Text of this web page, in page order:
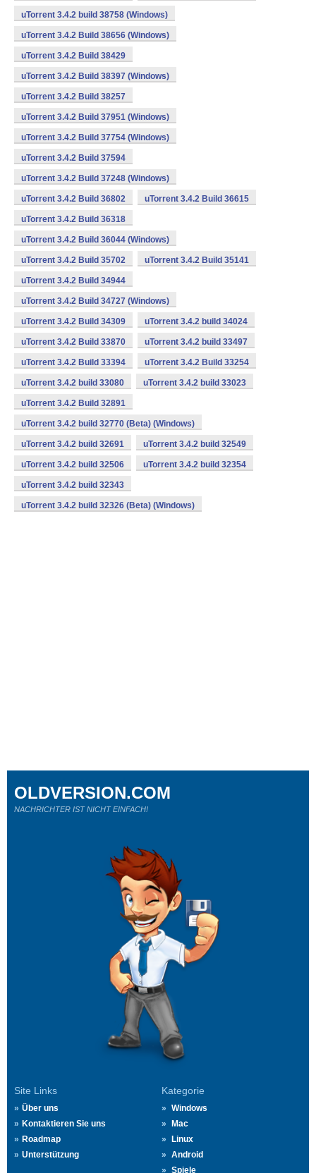
uTorrent 3.4.2 build 38758 (Windows)
uTorrent 3.4.2 Build 38656 (Windows)
uTorrent 3.4.2 Build 38429
uTorrent 3.4.2 Build 38397 (Windows)
uTorrent 3.4.2 Build 38257
uTorrent 3.4.2 Build 37951 (Windows)
uTorrent 3.4.2 Build 37754 (Windows)
uTorrent 3.4.2 Build 37594
uTorrent 3.4.2 Build 37248 (Windows)
uTorrent 3.4.2 Build 36802 uTorrent 3.4.2 Build 36615
uTorrent 3.4.2 Build 36318
uTorrent 3.4.2 Build 36044 (Windows)
uTorrent 3.4.2 Build 35702 uTorrent 3.4.2 Build 35141
uTorrent 3.4.2 Build 34944
uTorrent 3.4.2 Build 34727 (Windows)
uTorrent 3.4.2 Build 34309 uTorrent 3.4.2 build 34024
uTorrent 3.4.2 Build 33870 uTorrent 3.4.2 build 33497
uTorrent 3.4.2 Build 33394 uTorrent 3.4.2 Build 33254
uTorrent 3.4.2 build 33080 uTorrent 3.4.2 build 33023
uTorrent 3.4.2 Build 32891
uTorrent 3.4.2 build 32770 (Beta) (Windows)
uTorrent 3.4.2 build 32691 uTorrent 3.4.2 build 32549
uTorrent 3.4.2 build 32506 uTorrent 3.4.2 build 32354
uTorrent 3.4.2 build 32343
uTorrent 3.4.2 build 32326 (Beta) (Windows)
Site Links
Über uns
Kontaktieren Sie uns
Roadmap
Unterstützung
Kategorie
Windows
Mac
Linux
Android
Spiele
OLDVERSION.COM
NACHRICHTER IST NICHT EINFACH!